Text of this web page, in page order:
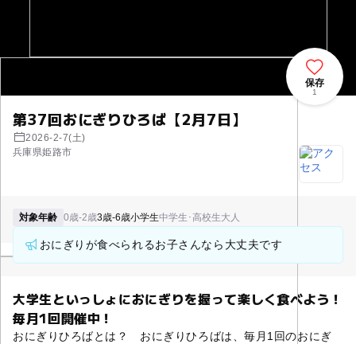
第37回おにぎりひろば【2月7日】
2026-2-7(土)
兵庫県姫路市
保存
1
対象年齢 0歳-2歳3歳-6歳小学生中学生･高校生大人
おにぎりが食べられるお子さんなら大丈夫です
大学生といっしょにおにぎりを握って楽しく食べよう！
毎月1回開催中！
おにぎりひろばとは？ おにぎりひろばは、毎月1回のおにぎ